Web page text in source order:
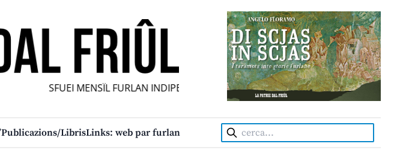
SFUEI MENSÎL FURLAN INDIPENDENT • INDEPENDENT FRIULIAN MONTHLY •
Publicazions/LibrisLinks: web par furlan Cerca: